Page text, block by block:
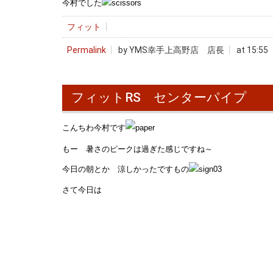
今村でした
フィット
Permalink by YMS幸手上高野店 店長 at 15:55
フィットRS センターパイプ
こんちわ今村です
もー 暑さのピークは過ぎた感じですね～
今日の朝とか 涼しかったですもの
さて今日は